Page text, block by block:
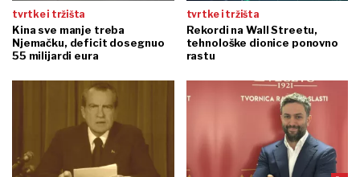
tvrtke i tržišta
Kina sve manje treba
Njemačku, deficit dosegnuo
55 milijardi eura
tvrtke i tržišta
Rekordi na Wall Streetu,
tehnološke dionice ponovno
rastu